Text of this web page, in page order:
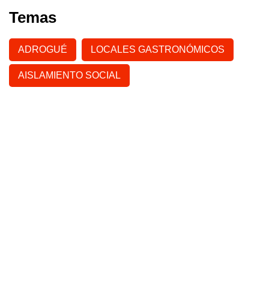
Temas
ADROGUÉ LOCALES GASTRONÓMICOS
AISLAMIENTO SOCIAL